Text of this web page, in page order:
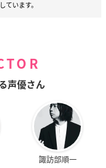
います。
声優さん
諏訪部順一